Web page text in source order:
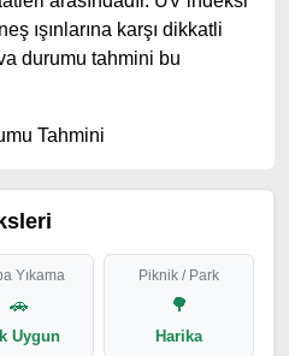
ışınlarına karşı dikkatli
durumu tahmini bu
Yıkama
🚗
Uygun
Piknik / Park
🌳
Harika